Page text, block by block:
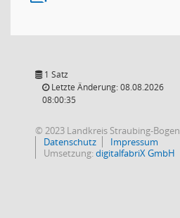
1 Satz
Letzte Änderung: 08.08.2026
08:00:35
© 2023 Landkreis Straubing-Bogen
Datenschutz
Impressum
Umsetzung:digitalfabriX GmbH